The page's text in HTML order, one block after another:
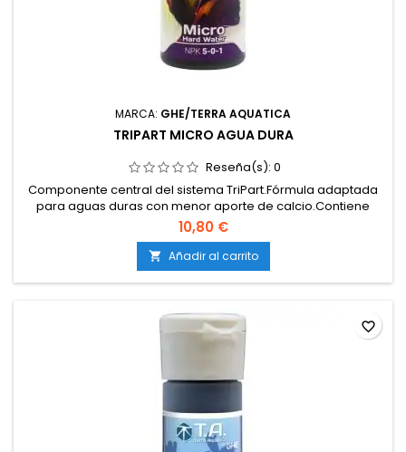
MARCA: GHE/TERRA AQUATICA
TRIPART MICRO AGUA DURA
Reseña(s): 0
Componente central del sistema TriPart.Fórmula adaptada
para aguas duras con menor aporte de calcio.Contiene
oligoelementos quelatados para máxima
asimilación.Estabiliza la solución nutritiva y mantiene el pH
más constante.Compatible con tierra, coco e hidroponía.
10,80 €
 Añadir al carrito
favorite_border